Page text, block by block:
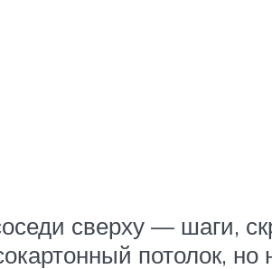
сверху — шаги,
потолок, но